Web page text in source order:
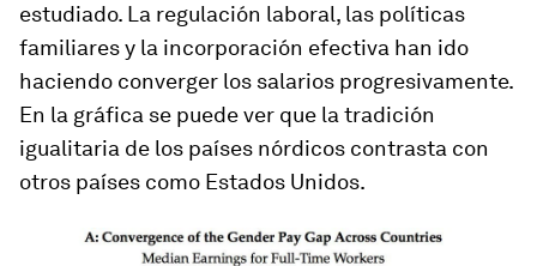
estudiado. La regulación laboral, las políticas
familiares y la incorporación efectiva han ido
haciendo converger los salarios progresivamente.
En la gráfica se puede ver que la tradición
igualitaria de los países nórdicos contrasta con
otros países como Estados Unidos.